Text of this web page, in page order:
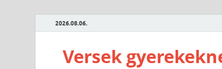
2026.08.06.
Versek